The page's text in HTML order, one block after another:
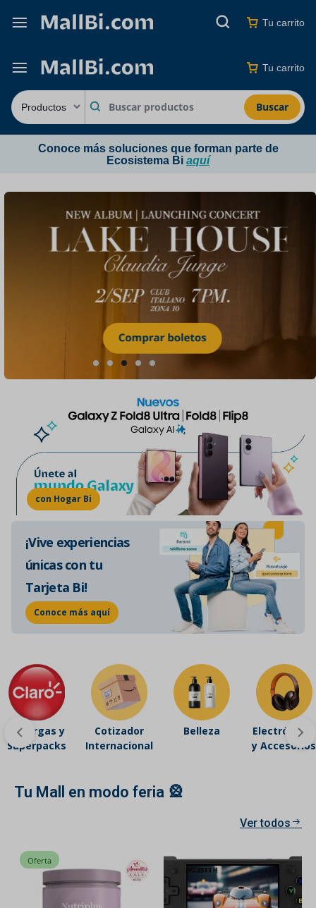
Tu carrito
Buscar
Tu carrito
Conoce más soluciones que forman parte de
Ecosistema Bi aquí
con Hogar Bi
¡Vive experiencias
únicas con tu
Tarjeta Bi!
Conoce más aquí
Recargas y
Superpacks
Cotizador
Internacional
Belleza
Electrónicos
y Accesorios
Tu Mall en modo feria 🎡
Ver todos
Oferta